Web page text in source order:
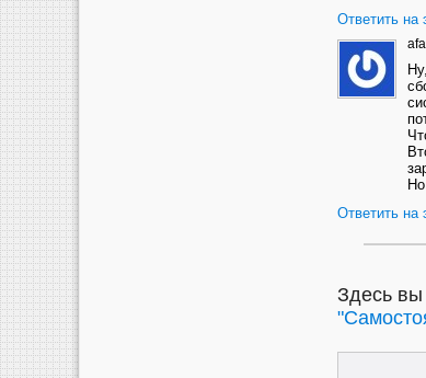
Ответить на
Ответить на
Здесь вы